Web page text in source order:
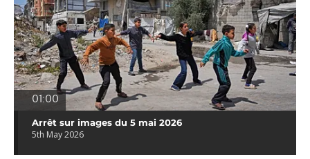
01:00
Arrêt sur images du 5 mai 2026
5th May 2026